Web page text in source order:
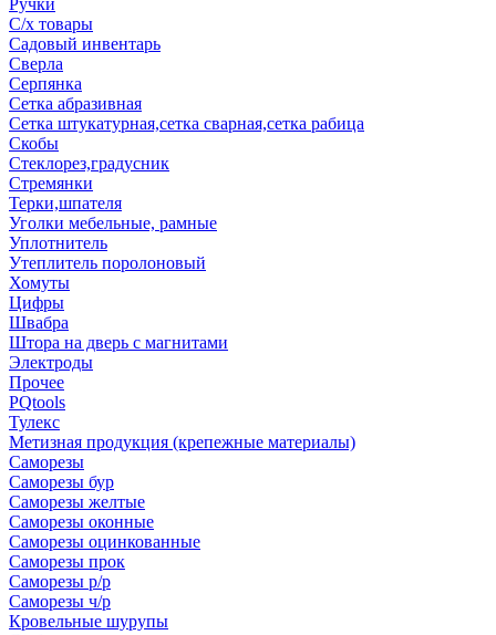
Ручки
С/х товары
Садовый инвентарь
Сверла
Серпянка
Сетка абразивная
Сетка штукатурная,сетка сварная,сетка рабица
Скобы
Стеклорез,градусник
Стремянки
Терки,шпателя
Уголки мебельные, рамные
Уплотнитель
Утеплитель поролоновый
Хомуты
Цифры
Швабра
Штора на дверь с магнитами
Электроды
Прочее
PQtools
Тулекс
Метизная продукция (крепежные материалы)
Саморезы
Саморезы бур
Саморезы желтые
Саморезы оконные
Саморезы оцинкованные
Саморезы прок
Саморезы р/р
Саморезы ч/р
Кровельные шурупы